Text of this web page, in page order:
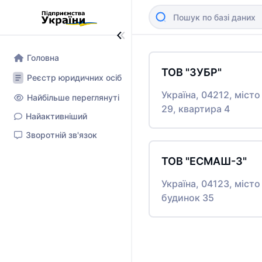
Головна
Реєстр юридичних осіб
Найбільше переглянуті
Найактивніший
Зворотній зв'язок
ТОВ "ЗУБР"
Україна, 04212,
29, квартира 4
ТОВ "ЕСМАШ-3"
Україна, 04123,
будинок 35